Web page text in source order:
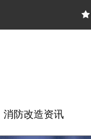
消防改造资讯